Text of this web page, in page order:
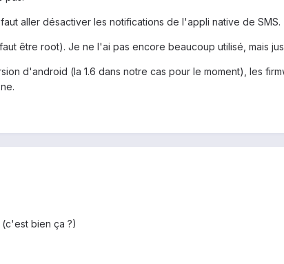
aller désactiver les notifications de l'appli native de SMS.
être root). Je ne l'ai pas encore beaucoup utilisé, mais
d'android (la 1.6 dans notre cas pour le moment), les
(c'est bien ça ?)